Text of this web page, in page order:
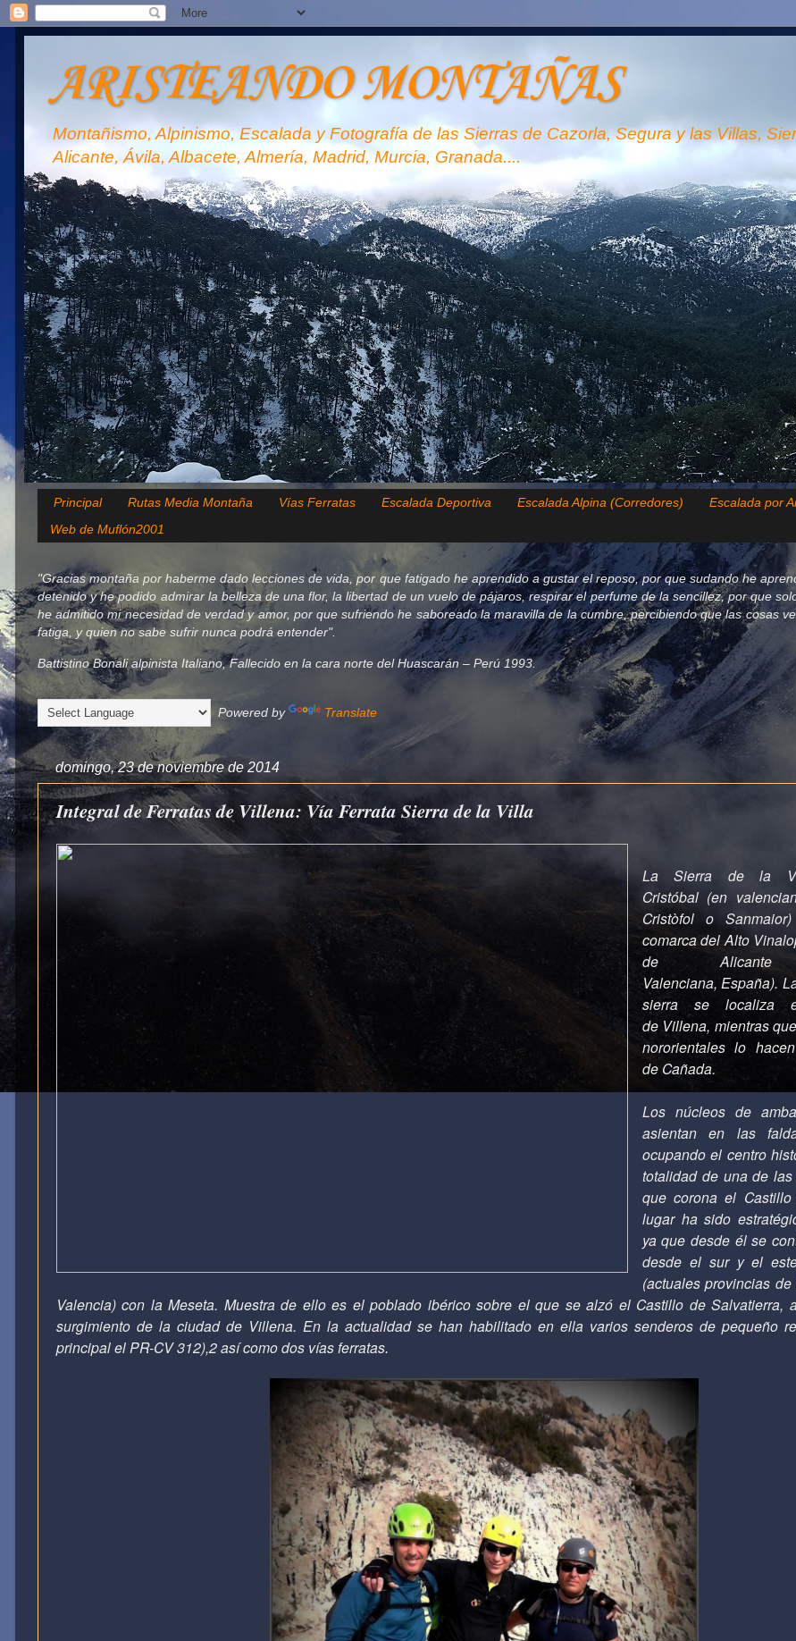
ARISTEANDO MONTAÑAS
Montañismo, Alpinismo, Escalada y Fotografía de las Sierras de Cazorla, Segura y las Villas,
Alicante, Ávila, Albacete, Almería, Madrid, Murcia, Granada....
Principal Rutas Media Montaña Vías Ferratas Escalada Deportiva Escalada Alpina (Corredores) Escalada por
Web de Muflón2001
"Gracias montaña por haberme dado lecciones de vida, por que fatigado he aprendido a gustar el reposo, por que sudando he
detenido y he podido admirar la belleza de una flor, la libertad de un vuelo de pájaros, respirar el perfume de la sencillez, por que
he admitido mi necesidad de verdad y amor, por que sufriendo he saboreado la maravilla de la cumbre, percibiendo que las cosas
fatiga, y quien no sabe sufrir nunca podrá entender".
Battistino Bonali alpinista Italiano, Fallecido en la cara norte del Huascarán – Perú 1993.
Powered by Translate
domingo, 23 de noviembre de 2014
Integral de Ferratas de Villena: Vía Ferrata Sierra de la Villa
La Sierra de la
Cristóbal (en
Cristòfol o
comarca del Alto
de Alicante
Valenciana, España).
sierra se localiza
de Villena, mientras
nororientales lo
de Cañada.
Los núcleos de
asientan en las
ocupando el centro
totalidad de una de
que corona el
lugar ha sido
ya que desde él se
desde el sur y el
(actuales provincias
Valencia) con la Meseta. Muestra de ello es el poblado ibérico sobre el que se alzó el Castillo de Salvatierra,
surgimiento de la ciudad de Villena. En la actualidad se han habilitado en ella varios senderos de pequeño
principal el PR-CV 312),2 así como dos vías ferratas.